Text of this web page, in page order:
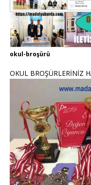
okul-broşürü
OKUL BROŞÜRLERİNİZ